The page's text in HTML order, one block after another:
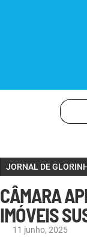
JORNAL DE
CÂMARA
IMÓVEIS
11 junho, 2025